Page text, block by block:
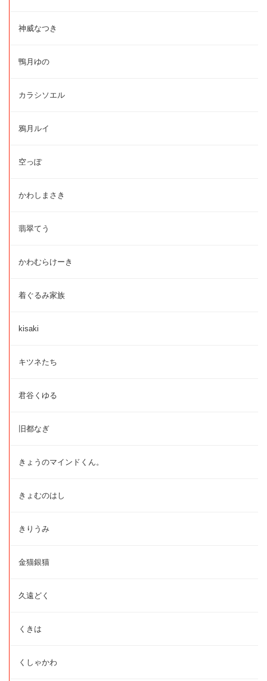
神威なつき
鴨月ゆの
カラシソエル
鴉月ルイ
空っぽ
かわしまさき
翡翠てう
かわむらけーき
着ぐるみ家族
kisaki
キツネたち
君谷くゆる
旧都なぎ
きょうのマインドくん。
きょむのはし
きりうみ
金猫銀猫
久遠どく
くきは
くしゃかわ